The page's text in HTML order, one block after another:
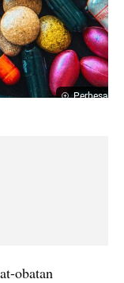
Perbesar
obatan